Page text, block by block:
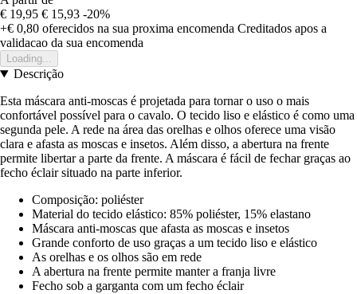
€ 19,95 € 15,93 -20%
+€ 0,80 oferecidos na sua proxima encomenda Creditados apos a
validacao da sua encomenda
Loading...
Descrição
Esta máscara anti-moscas é projetada para tornar o uso o mais
confortável possível para o cavalo. O tecido liso e elástico é como uma
segunda pele. A rede na área das orelhas e olhos oferece uma visão
clara e afasta as moscas e insetos. Além disso, a abertura na frente
permite libertar a parte da frente. A máscara é fácil de fechar graças ao
fecho éclair situado na parte inferior.
Composição: poliéster
Material do tecido elástico: 85% poliéster, 15% elastano
Máscara anti-moscas que afasta as moscas e insetos
Grande conforto de uso graças a um tecido liso e elástico
As orelhas e os olhos são em rede
A abertura na frente permite manter a franja livre
Fecho sob a garganta com um fecho éclair